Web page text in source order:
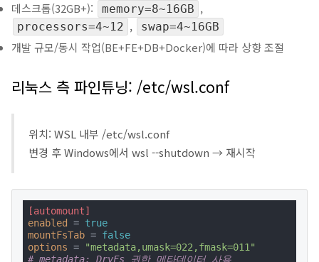
데스크톱(32GB+): memory=8~16GB ,
processors=4~12 , swap=4~16GB
개발 규모/동시 작업(BE+FE+DB+Docker)에 따라 상향 조절
리눅스 측 파인튜닝: /etc/wsl.conf
위치: WSL 내부 /etc/wsl.conf
변경 후 Windows에서 wsl --shutdown → 재시작
[automount]
enabled
= true
mountFsTab = false
options =
"metadata,umask=022,fmask=011"
# metadata: DrvFs 권한 메타데이터 사용